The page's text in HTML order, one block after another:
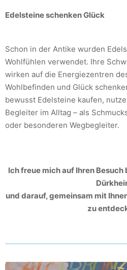
Edelsteine schenken Glück
Schon in der Antike wurden
Wohlfühlen verwendet. Ihre
wirken auf die Energiezentren
Wohlbefinden und Glück
bewusst Edelsteine kaufen,
Begleiter im Alltag – als
oder besonderen Wegbegleiter.
Ich freue mich auf Ihren Besuch
und darauf, gemeinsam mit
zu